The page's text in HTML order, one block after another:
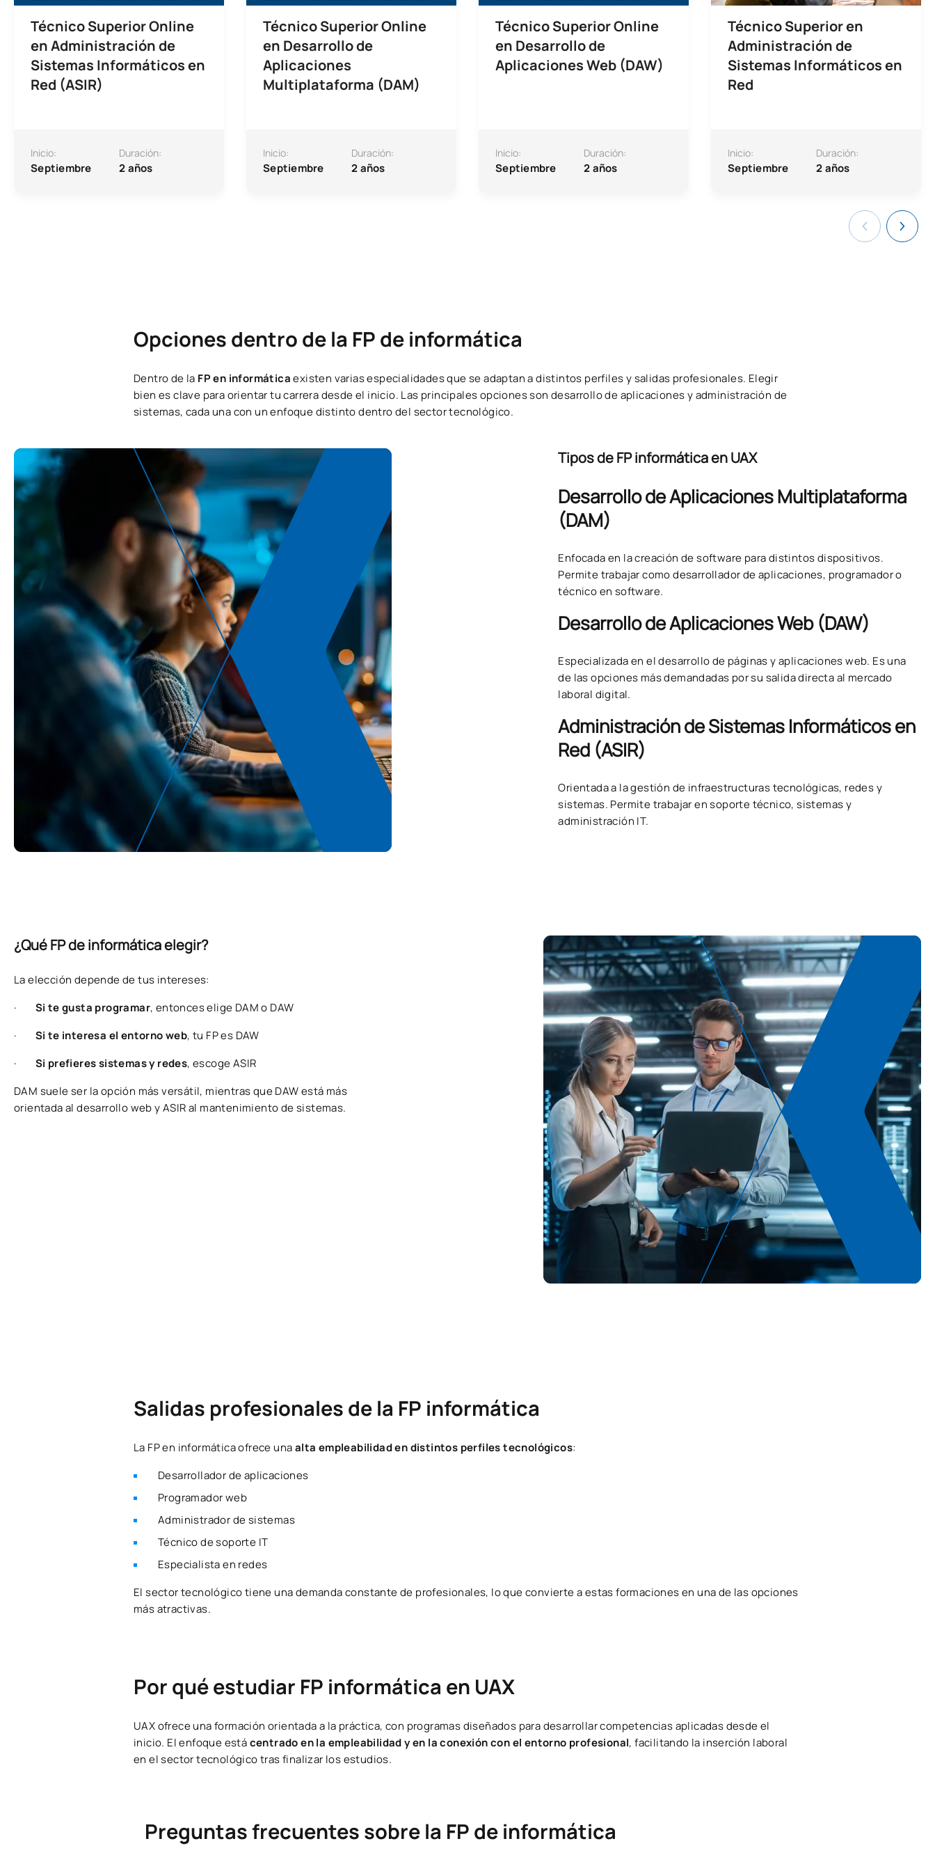
Técnico Superior Online
en Administración de
Sistemas Informáticos en
Red (ASIR)
Inicio:
Septiembre
Duración:
2 años
Técnico Superior Online
en Desarrollo de
Aplicaciones
Multiplataforma (DAM)
Inicio:
Septiembre
Duración:
2 años
Técnico Superior Online
en Desarrollo de
Aplicaciones Web (DAW)
Inicio:
Septiembre
Duración:
2 años
Técnico Superior en
Administración de
Sistemas Informáticos en
Red
Inicio:
Septiembre
Duración:
2 años
Opciones dentro de la FP de informática
Dentro de la FP en informáticaexisten varias especialidades que se adaptan a distintos perfiles y salidas profesionales. Elegir
bien es clave para orientar tu carrera desde el inicio. Las principales opciones son desarrollo de aplicaciones y administración de
sistemas, cada una con un enfoque distinto dentro del sector tecnológico.
Tipos de FP informática en UAX
Desarrollo de Aplicaciones Multiplataforma
(DAM)
Enfocada en la creación de software para distintos dispositivos.
Permite trabajar como desarrollador de aplicaciones, programador o
técnico en software.
Desarrollo de Aplicaciones Web (DAW)
Especializada en el desarrollo de páginas y aplicaciones web. Es una
de las opciones más demandadas por su salida directa al mercado
laboral digital.
Administración de Sistemas Informáticos en
Red (ASIR)
Orientada a la gestión de infraestructuras tecnológicas, redes y
sistemas. Permite trabajar en soporte técnico, sistemas y
administración IT.
¿Qué FP de informática elegir?
La elección depende de tus intereses:
· Si te gusta programar, entonces elige DAM o DAW
· Si te interesa el entorno web, tu FP es DAW
· Si prefieres sistemas y redes, escoge ASIR
DAM suele ser la opción más versátil, mientras que DAW está más
orientada al desarrollo web y ASIR al mantenimiento de sistemas.
Salidas profesionales de la FP informática
La FP en informática ofrece unaalta empleabilidad en distintos perfiles tecnológicos:
Desarrollador de aplicaciones
Programador web
Administrador de sistemas
Técnico de soporte IT
Especialista en redes
El sector tecnológico tiene una demanda constante de profesionales, lo que convierte a estas formaciones en una de las opciones
más atractivas.
Por qué estudiar FP informática en UAX
UAX ofrece una formación orientada a la práctica, con programas diseñados para desarrollar competencias aplicadas desde el
inicio. El enfoque estácentrado en la empleabilidad y en la conexión con el entorno profesional, facilitando la inserción laboral
en el sector tecnológico tras finalizar los estudios.
Preguntas frecuentes sobre la FP de informática